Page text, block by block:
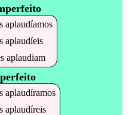
aplaudíamos
aplaudíeis
aplaudiam
aplaudíramos
aplaudíreis